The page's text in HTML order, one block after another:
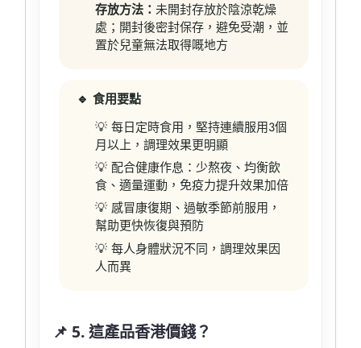
存放方法： 未開封存放於陰涼乾燥
處；開封後密封保存，避免受潮，並
置於兒童無法取得嘅地方
🔹 食用要點
💡 每日定時食用，堅持連續服用3個
月以上，調理效果更明顯
💡 配合健康作息：少熬夜、均衡飲
食、適量運動，免疫力提升效果加倍
💡 感冒康復期、過敏季節前服用，
幫助更快恢復與預防
💡 每人身體狀況不同，調理效果因
人而異
📌 5. 這產品香港價錢？